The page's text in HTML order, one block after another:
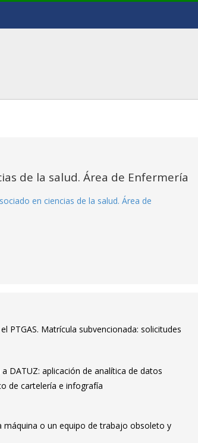
de la salud. Área de Enfermería
en ciencias de la salud. Área de
PTGAS. Matrícula subvencionada: solicitudes
DATUZ: aplicación de analítica de datos
de cartelería e infografía
o un equipo de trabajo obsoleto y